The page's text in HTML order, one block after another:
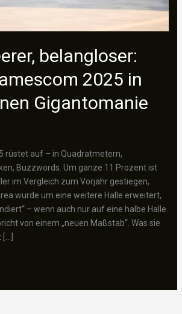
belangloser:
2025 in
Gigantomanie
rüstet auf – in Quadratmetern,
Buzzwords. Um ganze 11 Prozent ist
im Vergleich zum Vorjahr gestiegen,
wurde um eine weitere Halle erweitert,
– wenn auch nur auf eine halbe Halle.
von einem „neuen Maßstab“. Was sie